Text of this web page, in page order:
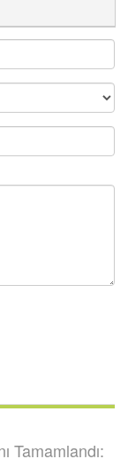
Tamamlandı: